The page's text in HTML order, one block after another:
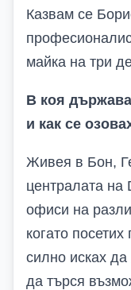
Казвам се
майка на три
В коя
и как се
Живея в Бон,
централата на
офиси на
когато
силно исках
да търся